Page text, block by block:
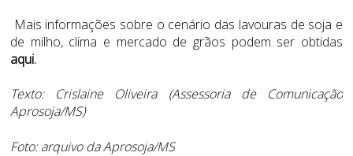
Mais informações sobre o cenário das lavouras de soja e
de milho, clima e mercado de grãos podem ser obtidas
aqui.
Texto: Crislaine Oliveira (Assessoria de Comunicação
Aprosoja/MS)
Foto: arquivo da Aprosoja/MS